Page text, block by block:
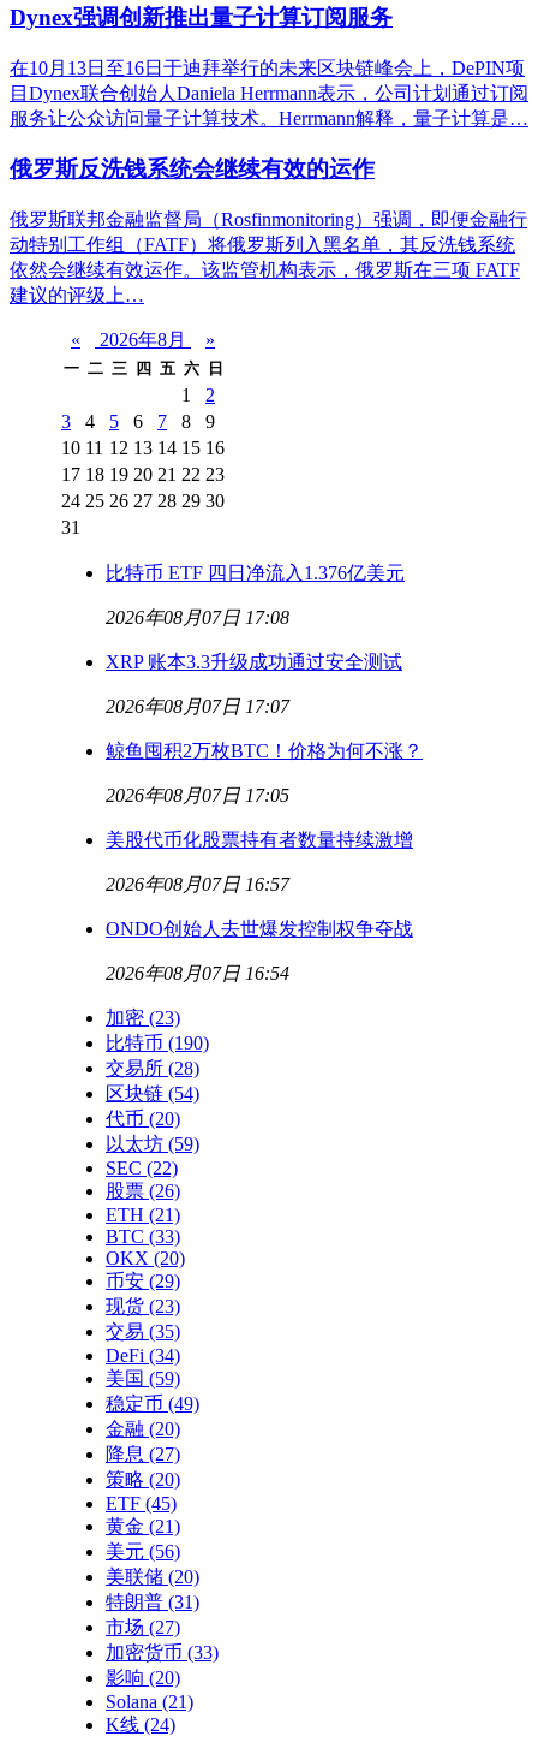
Dynex强调创新推出量子计算订阅服务
在10月13日至16日于迪拜举行的未来区块链峰会上，DePIN项
目Dynex联合创始人Daniela Herrmann表示，公司计划通过订阅
服务让公众访问量子计算技术。Herrmann解释，量子计算是…
俄罗斯反洗钱系统会继续有效的运作
俄罗斯联邦金融监督局（Rosfinmonitoring）强调，即便金融行
动特别工作组（FATF）将俄罗斯列入黑名单，其反洗钱系统
依然会继续有效运作。该监管机构表示，俄罗斯在三项 FATF
建议的评级上…
« 2026年8月 »
一 二 三 四 五 六 日
1
2
3
4 5 6 7 8
9
10 11 12 13 14 15 16
17 18 19 20 21 22 23
24 25 26 27 28 29 30
31
比特币 ETF 四日净流入1.376亿美元
2026年08月07日 17:08
XRP 账本3.3升级成功通过安全测试
2026年08月07日 17:07
鲸鱼囤积2万枚BTC！价格为何不涨？
2026年08月07日 17:05
美股代币化股票持有者数量持续激增
2026年08月07日 16:57
ONDO创始人去世爆发控制权争夺战
2026年08月07日 16:54
加密 (23)
比特币 (190)
交易所 (28)
区块链 (54)
代币 (20)
以太坊 (59)
SEC (22)
股票 (26)
ETH (21)
BTC (33)
OKX (20)
币安 (29)
现货 (23)
交易 (35)
DeFi (34)
美国 (59)
稳定币 (49)
金融 (20)
降息 (27)
策略 (20)
ETF (45)
黄金 (21)
美元 (56)
美联储 (20)
特朗普 (31)
市场 (27)
加密货币 (33)
影响 (20)
Solana (21)
K线 (24)